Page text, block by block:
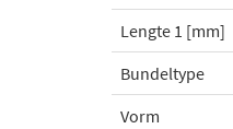
Lengte 1 [mm]
Bundeltype
Vorm